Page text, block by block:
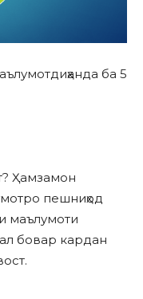
ба 5
Ҳамзамон
пешниҳод
маълумоти
бовар кардан